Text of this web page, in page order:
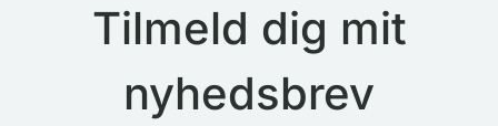
Tilmeld dig mit
nyhedsbrev